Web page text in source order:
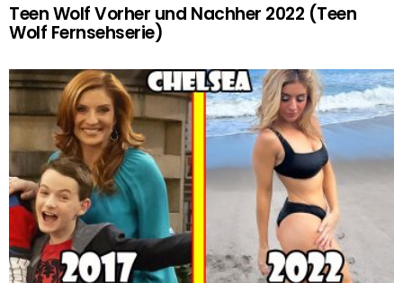
Teen Wolf Vorher und Nachher 2022 (Teen
Wolf Fernsehserie)